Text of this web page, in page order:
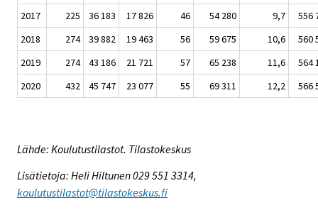
2017
225 36 183 17 826 46 54 280 9,7
556
2018
274 39 882 19 463 56 59 675 10,6
560
2019
274 43 186 21 721 57 65 238 11,6
564
2020
432 45 747 23 077 55 69 311 12,2 566
Lähde: Koulutustilastot. Tilastokeskus
Lisätietoja: Heli Hiltunen 029 551 3314,
koulutustilastot@tilastokeskus.fi